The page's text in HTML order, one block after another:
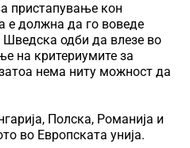
пристапување кон
е должна да го воведе
одби да влезе во
на критериумите за
нема ниту можност да
Полска, Романија и
во Европската унија.